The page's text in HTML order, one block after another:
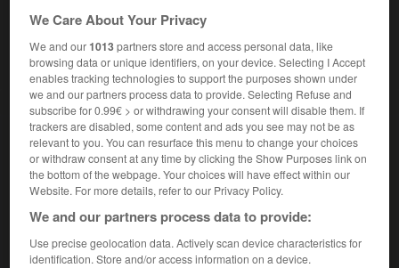
Accueil> Encyclopédie [groupe-musical]>Throbbing Gristle
Throbbing Gristle
Groupe britannique de rock et de rock expérimental formé
en 1976 en Angleterre parGenesis P. Orridge,Chris Carter
Peter « Sleazy » ChristophersonetCosey Fanni Tutti
We Care About Your Privacy
We and our1013partners store and access personal data, like
browsing data or unique identifiers, on your device. Selecting I Accept
enables tracking technologies to support the purposes shown under
we and our partners process data to provide. Selecting Refuse and
subscribe for 0.99€ > or withdrawing your consent will disable them. If
trackers are disabled, some content and ads you see may not be as
relevant to you. You can resurface this menu to change your choices
or withdraw consent at any time by clicking the Show Purposes link on
the bottom of the webpage. Your choices will have effect within our
Website. For more details, refer to our Privacy Policy.
We and our partners process data to provide:
Use precise geolocation data. Actively scan device characteristics for
identification. Store and/or access information on a device.